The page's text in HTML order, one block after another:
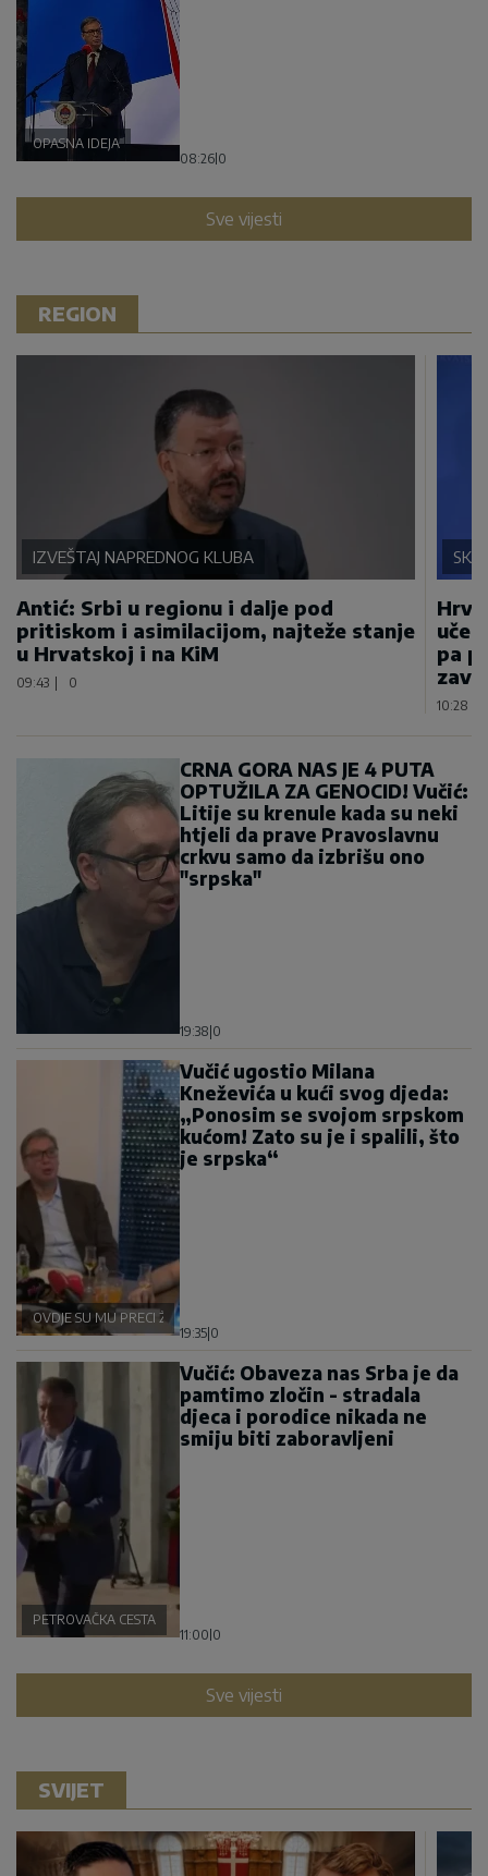
OPASNA IDEJA
08:26|0
Sve vijesti
REGION
IZVEŠTAJ NAPREDNOG KLUBA
Antić: Srbi u regionu i dalje pod
pritiskom i asimilacijom, najteže stanje
u Hrvatskoj i na KiM
09:43 | 0
pa
10:28
CRNA GORA NAS JE 4 PUTA
OPTUŽILA ZA GENOCID! Vučić:
Litije su krenule kada su neki
htjeli da prave Pravoslavnu
crkvu samo da izbrišu ono
"srpska"
19:38|0
OVDJE SU MU PRECI ŽIVJELI
Vučić ugostio Milana
Kneževića u kući svog djeda:
„Ponosim se svojom srpskom
kućom! Zato su je i spalili, što
je srpska“
19:35|0
PETROVAČKA CESTA
Vučić: Obaveza nas Srba je da
pamtimo zločin - stradala
djeca i porodice nikada ne
smiju biti zaboravljeni
11:00|0
Sve vijesti
SVIJET